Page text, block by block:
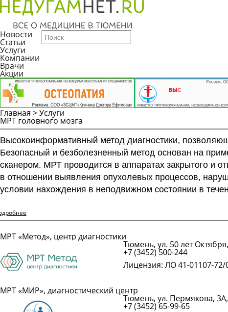
Новости
Статьи
Услуги
Компании
Врачи
Акции
Главная >Услуги
МРТ головного мозга
Высокоинформативный метод диагностики,
Безопасный и безболезненный метод основан на
сканером. МРТ проводится в аппаратах закрытого и
в отношении выявления опухолевых процессов,
условии нахождения в неподвижном состоянии в
МРТ «Метод», центр диагностики
Тюмень, ул. 50 лет
+7 (3452) 500-244
Лицензия: ЛО 41-01107-72/
МРТ «МИР», диагностический центр
Тюмень, ул. Пермякова, 3А,
+7 (3452) 65-99-65